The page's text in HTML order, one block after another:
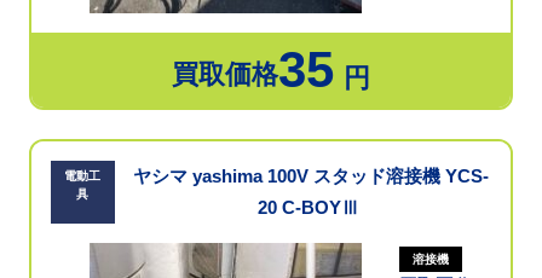
買取価格35 円
電動工
具
ヤシマ yashima 100V スタッド溶接機 YCS-
20 C-BOYⅢ
溶接機